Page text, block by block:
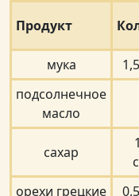
Продукт
мука
подсолнечное
масло
сахар
орехи грецкие